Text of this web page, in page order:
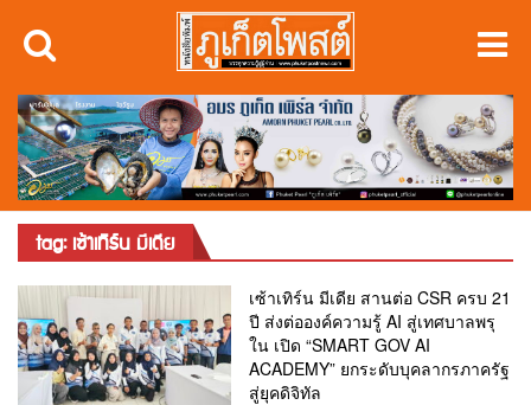
tag: เซ้าเทิร์น มีเดีย
เซ้าเทิร์น มีเดีย สานต่อ CSR ครบ 21
ปี ส่งต่อองค์ความรู้ AI สู่เทศบาลพรุ
ใน เปิด “SMART GOV AI
ACADEMY” ยกระดับบุคลากรภาครัฐ
สู่ยุคดิจิทัล